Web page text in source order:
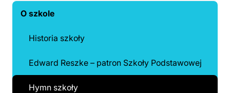
O szkole
Historia szkoły
Edward Reszke – patron Szkoły Podstawowej
Hymn szkoły